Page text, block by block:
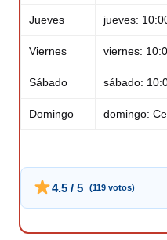
Jueves jueves:
Viernes viernes:
Sábado sábado:
Domingo domingo:
4.5 / 5 (119 votos)